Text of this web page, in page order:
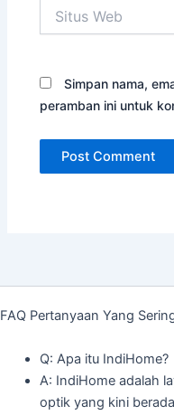
Web
Simpan nama,
peramban ini untuk
FAQ Pertanyaan Yang
Q: Apa itu IndiHome?
A: IndiHome adalah
optik yang kini